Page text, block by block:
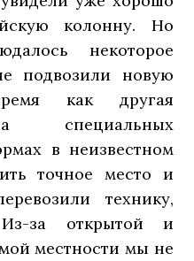
колонну. Но
некоторое
подвозили новую
как другая
специальных
в неизвестном
точное место и
технику,
за открытой и
местности мы не